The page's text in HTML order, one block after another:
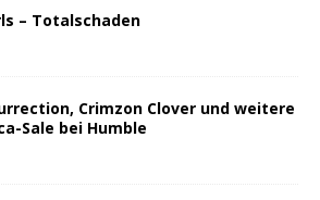
– Totalschaden
Crimzon Clover und weitere
Sale bei Humble